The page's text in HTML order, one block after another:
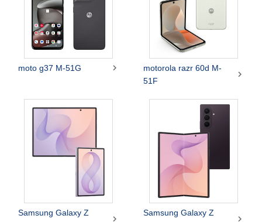
moto g37 M-51G 
motorola razr 60d M-
51F

Samsung Galaxy Z

Samsung Galaxy Z
